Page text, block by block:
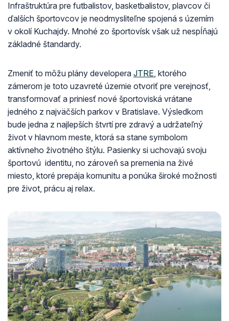
Infraštruktúra pre futbalistov, basketbalistov, plavcov či
ďalších športovcov je neodmysliteľne spojená s územím
v okolí Kuchajdy. Mnohé zo športovísk však už nespĺňajú
základné štandardy.
Zmeniť to môžu plány developera JTRE, ktorého
zámerom je toto uzavreté územie otvoriť pre verejnosť,
transformovať a priniesť nové športoviská vrátane
jedného z najväčších parkov v Bratislave. Výsledkom
bude jedna z najlepších štvrtí pre zdravý a udržateľný
život v hlavnom meste, ktorá sa stane symbolom
aktívneho životného štýlu. Pasienky si uchovajú svoju
športovú identitu, no zároveň sa premenia na živé
miesto, ktoré prepája komunitu a ponúka široké možnosti
pre život, prácu aj relax.